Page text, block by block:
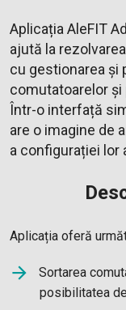
Aplicația AleFIT
ajută la
cu gestionarea și
comutatoarelor și
Într-o interfață
are o imagine de
a configurației lor
Aplicația oferă
Sortarea
posibilitatea